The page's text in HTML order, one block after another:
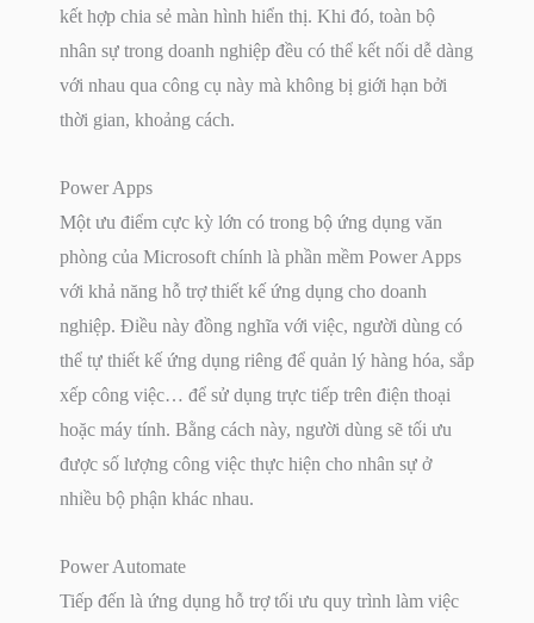
kết hợp chia sẻ màn hình hiển thị. Khi đó, toàn bộ
nhân sự trong doanh nghiệp đều có thể kết nối dễ dàng
với nhau qua công cụ này mà không bị giới hạn bởi
thời gian, khoảng cách.
Power Apps
Một ưu điểm cực kỳ lớn có trong bộ ứng dụng văn
phòng của Microsoft chính là phần mềm Power Apps
với khả năng hỗ trợ thiết kế ứng dụng cho doanh
nghiệp. Điều này đồng nghĩa với việc, người dùng có
thể tự thiết kế ứng dụng riêng để quản lý hàng hóa, sắp
xếp công việc… để sử dụng trực tiếp trên điện thoại
hoặc máy tính. Bằng cách này, người dùng sẽ tối ưu
được số lượng công việc thực hiện cho nhân sự ở
nhiều bộ phận khác nhau.
Power Automate
Tiếp đến là ứng dụng hỗ trợ tối ưu quy trình làm việc